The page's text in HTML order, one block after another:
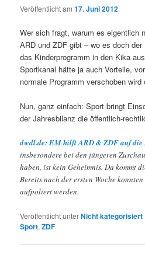
Veröffentlicht am17. Juni 2012
Wer sich fragt, warum es eigentlich
ARD und ZDF gibt – wo es doch
das Kinderprogramm in den Kika
Sportkanal hätte ja auch Vorteile,
normale Programm verschoben wird
Nun, ganz einfach: Sport bringt
der Jahresbilanz die öffentlich-
dwdl.de: EM hilft ARD & ZDF auf die
insbesondere bei den jüngeren
haben, ist kein Geheimnis. Da kommt
Bereits nach der ersten Woche
aufpoliert werden.
Veröffentlicht unterNicht kategorisiert
Sport,ZDF